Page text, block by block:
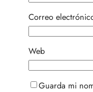
Correo
Web
Guarda mi